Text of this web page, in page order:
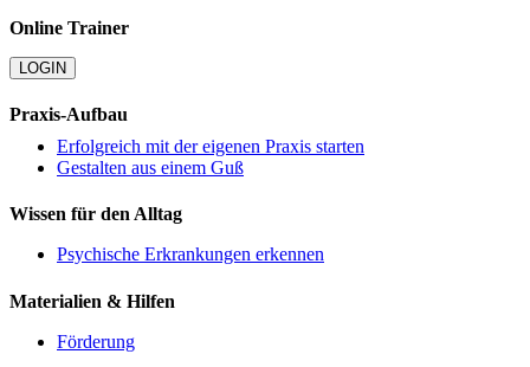
Online Trainer
LOGIN
Praxis-Aufbau
Erfolgreich mit der eigenen Praxis starten
Gestalten aus einem Guß
Wissen für den Alltag
Psychische Erkrankungen erkennen
Materialien & Hilfen
Förderung